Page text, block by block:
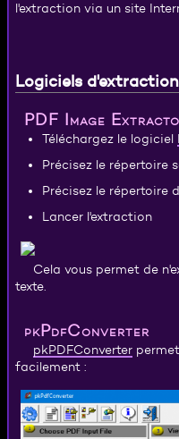
l'extraction via un site
Logiciels
PDF Image
Téléchargez le logiciel
Précisez le répertoire
Précisez le répertoire
Lancer l'extraction
Cela vous permet de
texte.
pkPdfConverter
pkPDFConverter
facilement :